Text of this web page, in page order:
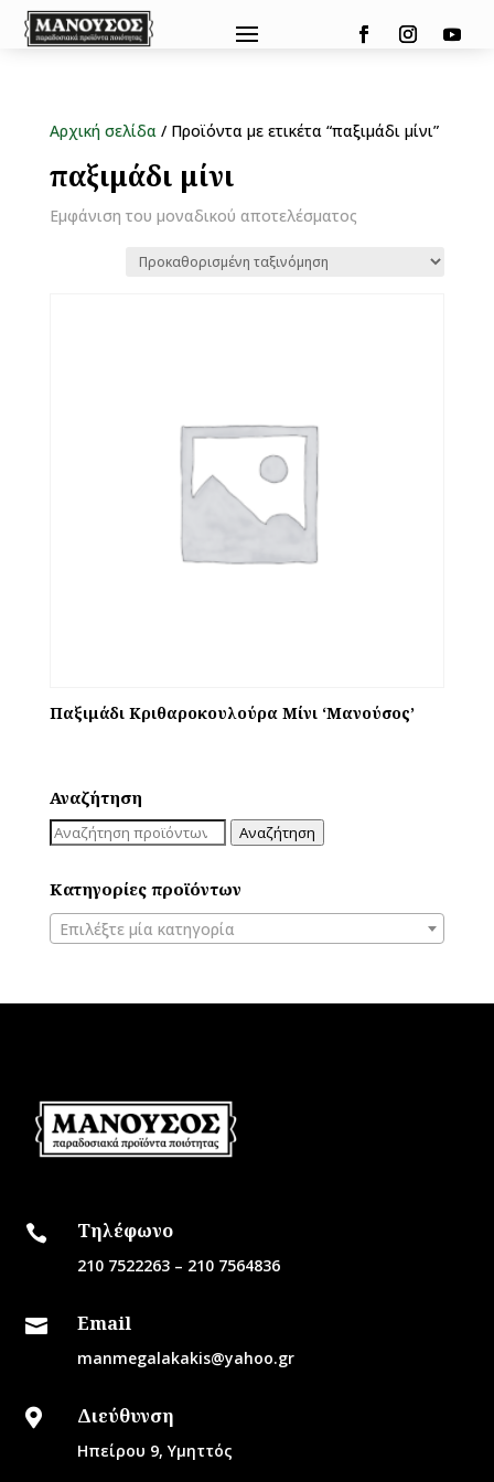
Αρχική σελίδα/ Προϊόντα με ετικέτα “παξιμάδι μίνι”
παξιμάδι μίνι
Εμφάνιση του μοναδικού αποτελέσματος
Παξιμάδι Κριθαροκουλούρα Μίνι ‘Μανούσος’
Αναζήτηση
Αναζήτηση
Αναζήτηση
Κατηγορίες προϊόντων
Επιλέξτε μία κατηγορία
 Τηλέφωνο
210 7522263– 210 7564836
 Email
manmegalakakis@yahoo.gr
 Διεύθυνση
Ηπείρου 9, Υμηττός